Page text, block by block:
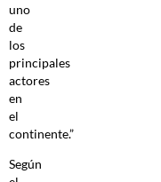
uno
de
los
principales
actores
en
el
continente.”
Según